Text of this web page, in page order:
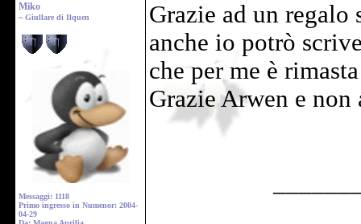
Miko
~ Giullare di Ilquen
Messaggi: 1118
Primo ingresso in Numenor: 2004-
04-29
Grazie ad un regalo
anche io potrò
che per me è
Grazie Arwen e